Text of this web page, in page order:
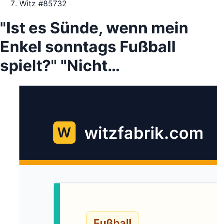
Witz #85732
"Ist es Sünde, wenn mein
Enkel sonntags Fußball
spielt?" "Nicht…